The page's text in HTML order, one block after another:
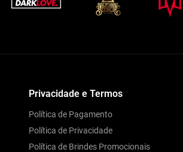
Privacidade e Termos
Política de Pagamento
Política de Privacidade
Política de Brindes Promocionais